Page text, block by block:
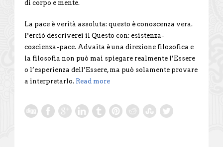
di corpo e mente.
La pace è verità assoluta: questo è conoscenza vera.
Perciò descriverei il Questo con: esistenza-
coscienza-pace. Advaita è una direzione filosofica e
la filosofia non può mai spiegare realmente l’Essere
o l’esperienza dell’Essere, ma può solamente provare
a interpretarlo. Read more